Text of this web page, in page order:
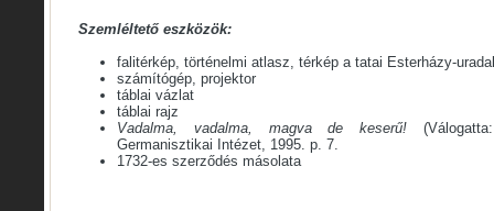
Szemléltető eszközök:
falitérkép, történelmi atlasz, térkép a tatai Esterházy-
számítógép, projektor
táblai vázlat
táblai rajz
Vadalma, vadalma, magva de keserű!
Germanisztikai Intézet, 1995. p. 7.
1732-es szerződés másolata